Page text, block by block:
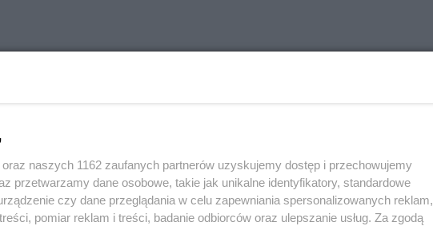
spotkał się Czesław Małkowski. Wraz z radnymi z
naszych 1162 zaufanych partnerów uzyskujemy dostęp i przechowujemy
przetwarzamy dane osobowe, takie jak unikalne identyfikatory, standardowe
czy dane przeglądania w celu zapewniania spersonalizowanych reklam,
pomiar reklam i treści, badanie odbiorców oraz ulepszanie usług. Za zgodą